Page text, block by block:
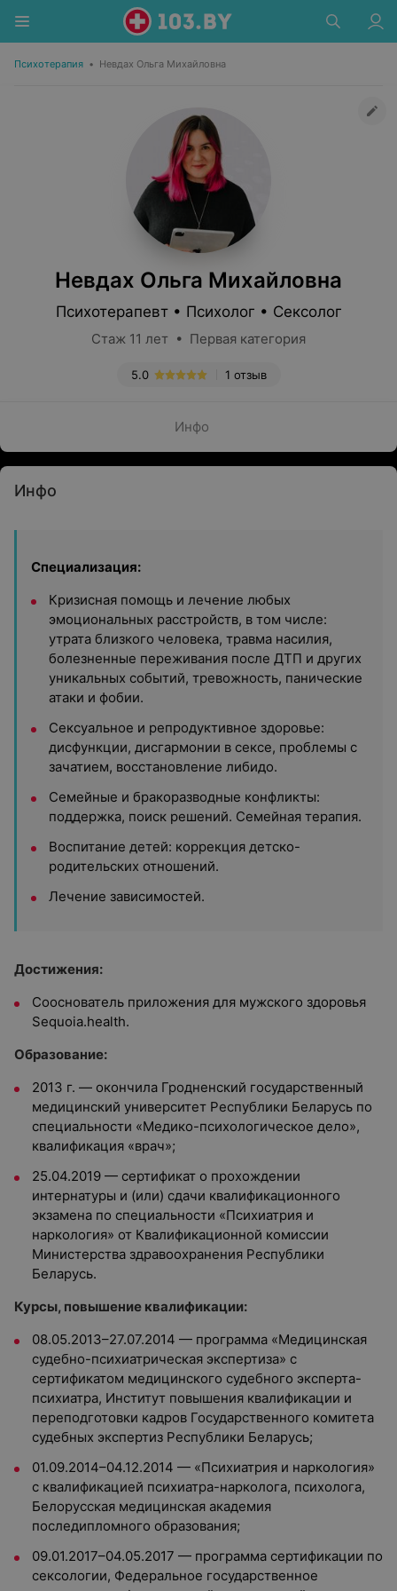
Психотерапия • Невдах Ольга Михайловна
Невдах Ольга Михайловна
Психотерапевт • Психолог • Сексолог
Стаж 11 лет • Первая категория
1 отзыв
5.0
Инфо
Инфо
Специализация:
Кризисная помощь и лечение любых
эмоциональных расстройств, в том числе:
утрата близкого человека, травма насилия,
болезненные переживания после ДТП и других
уникальных событий, тревожность, панические
атаки и фобии.
Сексуальное и репродуктивное здоровье:
дисфункции, дисгармонии в сексе, проблемы с
зачатием, восстановление либидо.
Семейные и бракоразводные конфликты:
поддержка, поиск решений. Семейная терапия.
Воспитание детей: коррекция детско-
родительских отношений.
Лечение зависимостей.
Достижения:
Сооснователь приложения для мужского здоровья
Sequoia.health.
Образование:
2013 г. — окончила Гродненский государственный
медицинский университет Республики Беларусь по
специальности «Медико-психологическое дело»,
квалификация «врач»;
25.04.2019 — сертификат о прохождении
интернатуры и (или) сдачи квалификационного
экзамена по специальности «Психиатрия и
наркология» от Квалификационной комиссии
Министерства здравоохранения Республики
Беларусь.
Курсы, повышение квалификации:
08.05.2013–27.07.2014 — программа «Медицинская
судебно-психиатрическая экспертиза» с
сертификатом медицинского судебного эксперта-
психиатра, Институт повышения квалификации и
переподготовки кадров Государственного комитета
судебных экспертиз Республики Беларусь;
01.09.2014–04.12.2014 — «Психиатрия и наркология»
с квалификацией психиатра-нарколога, психолога,
Белорусская медицинская академия
последипломного образования;
09.01.2017–04.05.2017 — программа сертификации по
сексологии, Федеральное государственное